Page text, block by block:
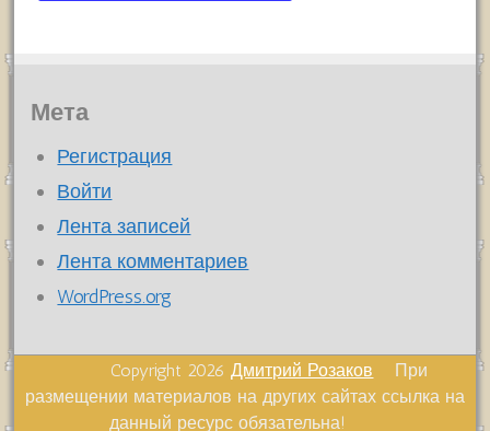
Мета
Регистрация
Войти
Лента записей
Лента комментариев
WordPress.org
Copyright 2026Дмитрий Розаков При
размещении материалов на других сайтах ссылка на
данный ресурс обязательна!